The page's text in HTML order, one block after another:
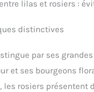
lilas et rosiers :
distinctives
par ses
et ses bourgeons
les rosiers présentent